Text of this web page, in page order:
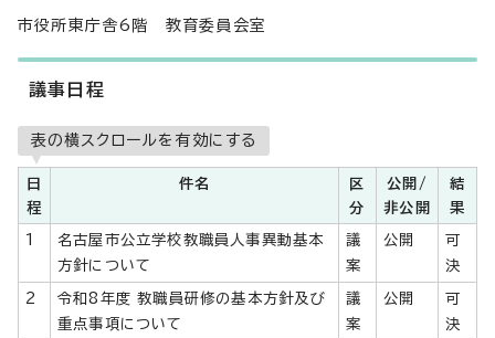
市役所東庁舎6階 教育委員会室
議事日程
表の横スクロールを有効にする
日
程
件名
区
分
公開/
非公開
結
果
1
名古屋市公立学校教職員人事異動基本
方針について
議
案
公開
可
決
2
令和8年度 教職員研修の基本方針及び
重点事項について
議
案
公開
可
決